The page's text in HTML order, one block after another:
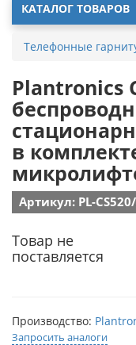
КАТАЛОГ ТОВАРОВ
Телефонные
Plantronics
в
Артикул: PL-
Товар не
поставляется
Производство:
Запросить аналоги